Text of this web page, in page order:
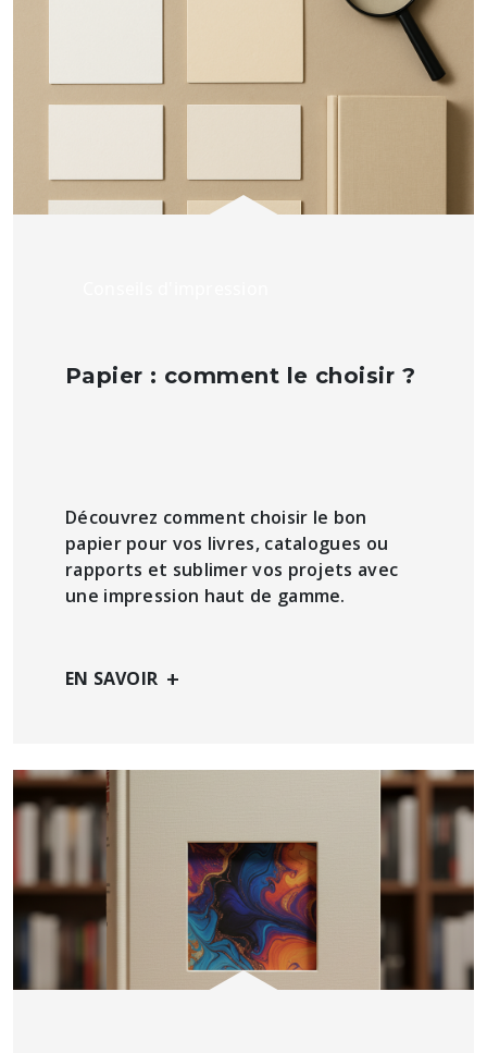
Papier : comment le choisir ?
Découvrez comment choisir le bon
papier pour vos livres, catalogues ou
rapports et sublimer vos projets avec
une impression haut de gamme.
EN SAVOIR +